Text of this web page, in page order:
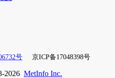
号 京ICP备17048398号
2026 MetInfo Inc.